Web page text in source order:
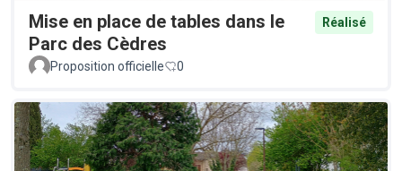
Mise en place de tables dans le
Parc des Cèdres
Réalisé
Proposition officielle 0